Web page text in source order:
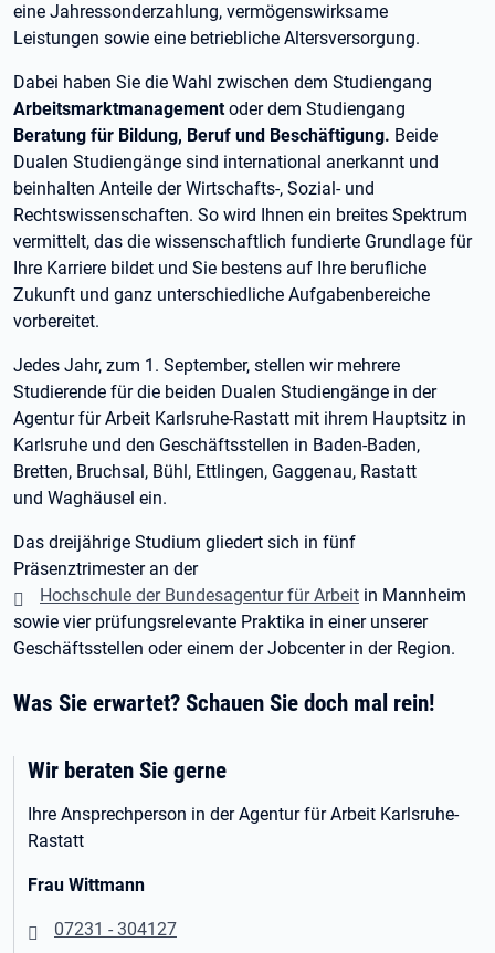
eine Jahressonderzahlung, vermögenswirksame
Leistungen sowie eine betriebliche Altersversorgung.
Dabei haben Sie die Wahl zwischen dem Studiengang
Arbeitsmarktmanagementoder dem Studiengang
Beratung für Bildung, Beruf und Beschäftigung. Beide
Dualen Studiengänge sind international anerkannt und
beinhalten Anteile der Wirtschafts-, Sozial- und
Rechtswissenschaften. So wird Ihnen ein breites Spektrum
vermittelt, das die wissenschaftlich fundierte Grundlage für
Ihre Karriere bildet und Sie bestens auf Ihre berufliche
Zukunft und ganz unterschiedliche Aufgabenbereiche
vorbereitet.
Jedes Jahr, zum 1. September, stellen wir mehrere
Studierende für die beiden Dualen Studiengänge in der
Agentur für Arbeit Karlsruhe-Rastatt mit ihrem Hauptsitz in
Karlsruhe und den Geschäftsstellen in Baden-Baden,
Bretten, Bruchsal, Bühl, Ettlingen, Gaggenau, Rastatt
und Waghäusel ein.
Das dreijährige Studium gliedert sich in fünf
Präsenztrimester an der
Hochschule der Bundesagentur für Arbeit in Mannheim
sowie vier prüfungsrelevante Praktika in einer unserer
Geschäftsstellen oder einem der Jobcenter in der Region.
Was Sie erwartet? Schauen Sie doch mal rein!
Wir beraten Sie gerne
Ihre Ansprechperson in der Agentur für Arbeit Karlsruhe-
Rastatt
Frau Wittmann
07231 - 304127